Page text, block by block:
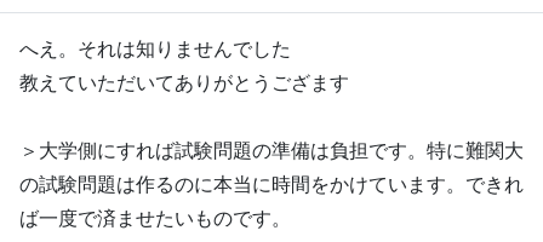
へえ。それは知りませんでした
教えていただいてありがとうござます
＞大学側にすれば試験問題の準備は負担です。特に難関大
の試験問題は作るのに本当に時間をかけています。できれ
ば一度で済ませたいものです。